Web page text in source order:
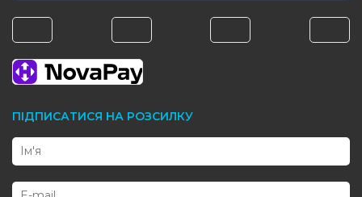
ПІДПИСАТИСЯ НА РОЗСИЛКУ